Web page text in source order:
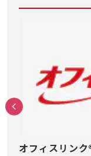
オフィスリンク